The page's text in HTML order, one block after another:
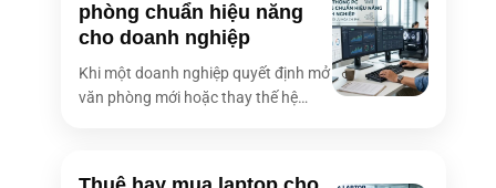
phòng chuẩn hiệu năng
cho doanh nghiệp
Khi một doanh nghiệp quyết định mở
văn phòng mới hoặc thay thế hệ